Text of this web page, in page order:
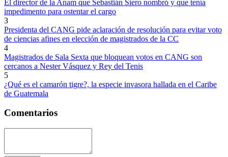
El director de la Anam que Sebastián Siero nombró y que tenía
impedimento para ostentar el cargo
3
Presidenta del CANG pide aclaración de resolución para evitar voto
de ciencias afines en elección de magistrados de la CC
4
Magistrados de Sala Sexta que bloquean votos en CANG son
cercanos a Nester Vásquez y Rey del Tenis
5
¿Qué es el camarón tigre?, la especie invasora hallada en el Caribe
de Guatemala
Comentarios